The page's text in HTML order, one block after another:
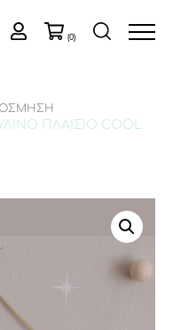
(0)
ΠΛΑΙΣΙΟ COOL